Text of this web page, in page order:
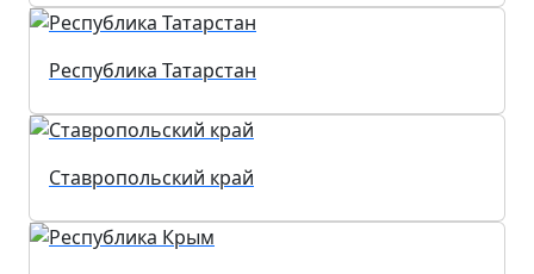
Республика Татарстан
Ставропольский край